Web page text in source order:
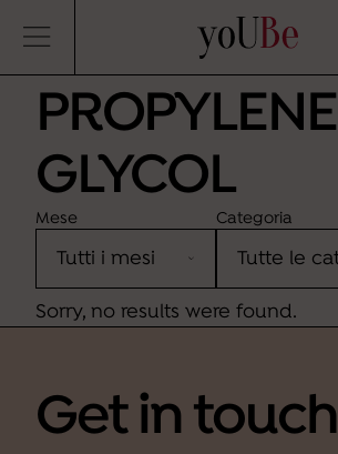
yoUBe
PROPYLENE
GLYCOL
Mese Categoria
Sorry, no results were found.
Get in touch